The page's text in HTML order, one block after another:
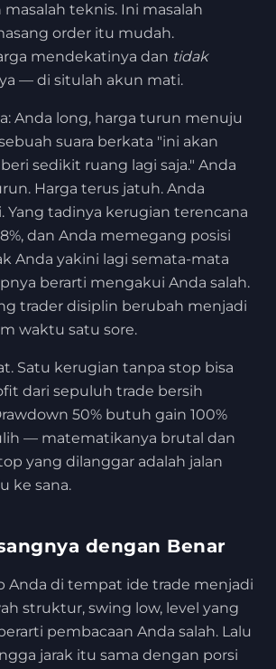
teknis. Ini masalah
order itu mudah.
mendekatinya dan tidak
— di situlah akun mati.
Anda long, harga turun menuju
suara berkata "ini akan
sedikit ruang lagi saja." Anda
Harga terus jatuh. Anda
Yang tadinya kerugian terencana
dan Anda memegang posisi
Anda yakini lagi semata-mata
berarti mengakui Anda salah.
trader disiplin berubah menjadi
waktu satu sore.
Satu kerugian tanpa stop bisa
dari sepuluh trade bersih
50% butuh gain 100%
— matematikanya brutal dan
yang dilanggar adalah jalan
ke sana.
dengan Benar
Anda di tempat ide trade menjadi
struktur, swing low, level yang
pembacaan Anda salah. Lalu
jarak itu sama dengan porsi